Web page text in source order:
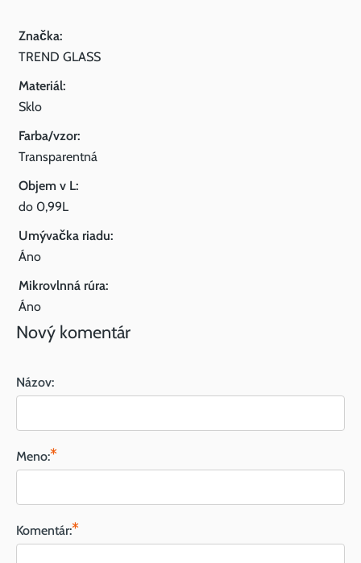
Značka:
TREND GLASS
Materiál:
Sklo
Farba/vzor:
Transparentná
Objem v L:
do 0,99L
Umývačka riadu:
Áno
Mikrovlnná rúra:
Áno
Nový komentár
Názov:
Meno:*
Komentár:*